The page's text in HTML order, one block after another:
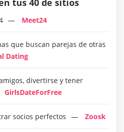
tus 40 de sitios
Meet24
que buscan parejas de otras
Dating
divertirse y tener
GirlsDateForFree
socios perfectos Zoosk